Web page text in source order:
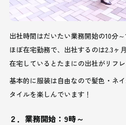
出社時間はだいたい業務開始の10分
ほぼ在宅勤務で、出社するのは2.3ヶ
在宅しているとたまにの出社がリフレ
基本的に服装は自由なので髪色・ネ
タイルを楽しんでいます！
２．業務開始：9時～